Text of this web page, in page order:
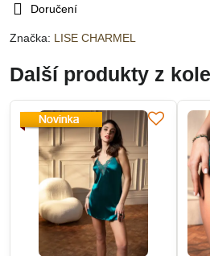
Doručení
Značka: LISE CHARMEL
Další produkty z